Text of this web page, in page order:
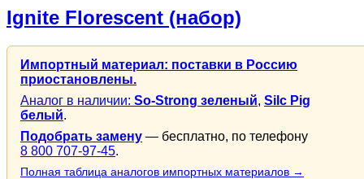
Ignite Florescent (набор)
Импортный материал: поставки в Россию
приостановлены.
Аналог в наличии: So-Strong зеленый, Silc Pig
белый.
Подобрать замену — бесплатно, по телефону
8 800 707-97-45.
Полная таблица аналогов импортных материалов →